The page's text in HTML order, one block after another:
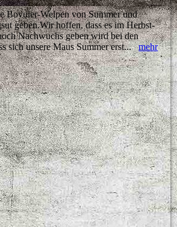
Bovuier-Welpen von Summer und
geben.Wir hoffen, dass es im Herbst-
Nachwuchs geben wird bei den
sich unsere Maus Summer erst...mehr